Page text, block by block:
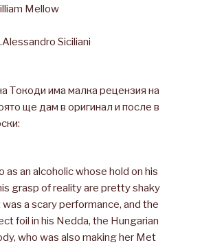
Mellow
Siciliani
Токоди има малка рецензия на
ще дам в оригинал и после в
as an alcoholic whose hold on his
grasp of reality are pretty shaky
was a scary performance, and the
foil in his Nedda, the Hungarian
who was also making her Met